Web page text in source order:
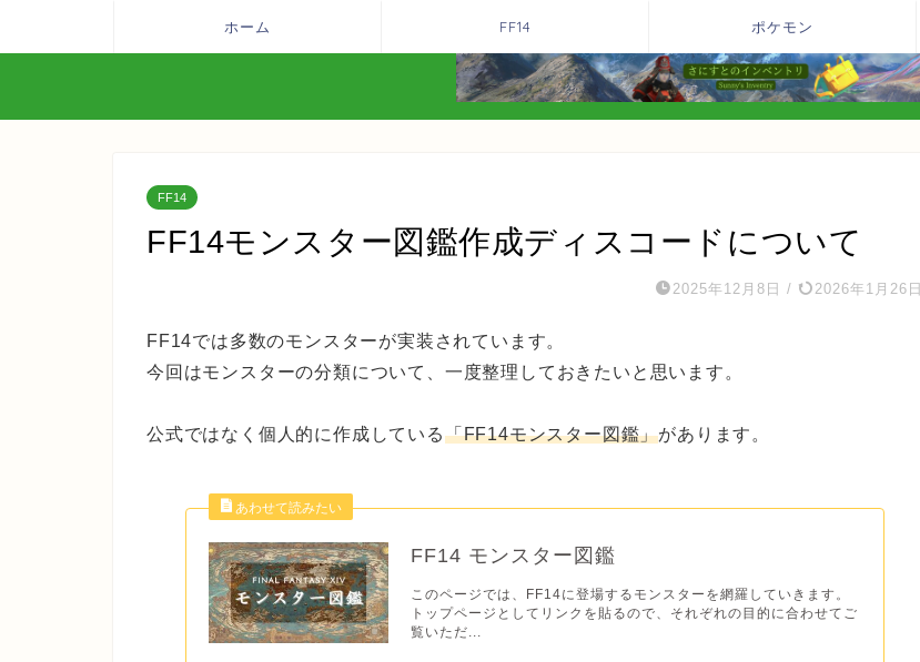
ホーム FF14 ポケモン
FF14
FF14モンスター図鑑作成ディスコードについて
2025年12月8日 / 2026年1月26日
FF14では多数のモンスターが実装されています。
今回はモンスターの分類について、一度整理しておきたいと思います。
公式ではなく個人的に作成している「FF14モンスター図鑑」があります。
FF14 モンスター図鑑
このページでは、FF14に登場するモンスターを網羅していきます。
トップページとしてリンクを貼るので、それぞれの目的に合わせてご
覧いただ...